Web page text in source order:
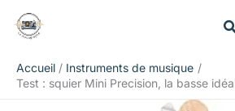
Accueil
Instruments de musique
Test : squier Mini Precision, la basse
Rechercher